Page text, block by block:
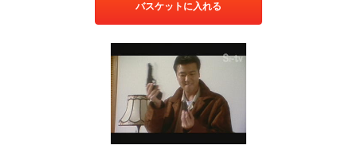
バスケットに入れる